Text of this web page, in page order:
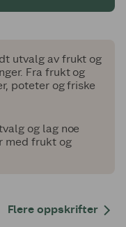
utvalg av frukt og
Fra frukt og
poteter og friske
og lag noe
med frukt og
Flere oppskrifter